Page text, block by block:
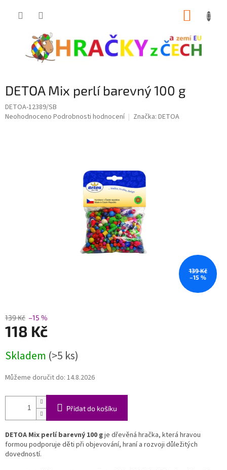
DETOA Mix perlí barevný 100 g
DETOA-12389/SB
Průměrné
Neohodnoceno Podrobnosti hodnocení Značka: DETOA
139 Kč
–15 %
139 Kč –15 %
118 Kč
cena:
Skladem (>5 ks)
Můžeme doručit do: 14.8.2026
Přidat do košíku
DETOA Mix perlí barevný 100 gje dřevěná hračka, která hravou
formou podporuje děti při objevování, hraní a rozvoji důležitých
dovedností.